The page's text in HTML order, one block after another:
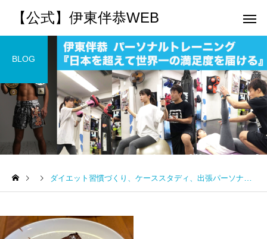
【公式】伊東伴恭WEB
トレーナーとして 個別トレー
パーソナルトレーニ
キックボクシングで本当に
が消費カロリーと週の回数
で答えます
パーソナルトレーニ
ング
パーソナルトレーナー
BLOG
ダイエット習慣づくり、ケーススタディ、出張パーソナルトレーニング